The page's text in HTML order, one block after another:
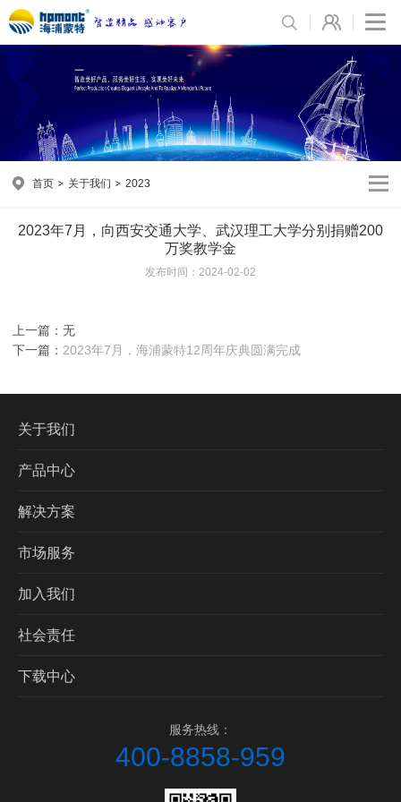
首页 关于我们 2023
2023年7月，向西安交通大学、武汉理工大学分别捐赠200
万奖教学金
发布时间：2024-02-02
上一篇：无
下一篇： 2023年7月，海浦蒙特12周年庆典圆满完成
关于我们
产品中心
解决方案
市场服务
加入我们
社会责任
下载中心
服务热线：
400-8858-959